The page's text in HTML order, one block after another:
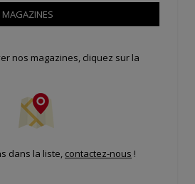
nos magazines, cliquez sur la
dans la liste, contactez-nous !